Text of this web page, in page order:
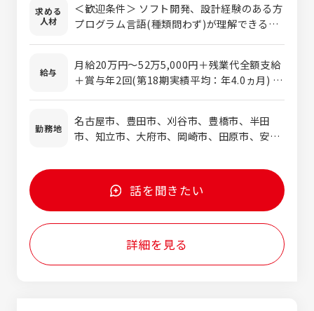
すエンジニア像を実現するために、最適なプ
ロジェクトを一緒に選んでいきます。会社都
合の提案は行いませんので、ご安心くださ
い。 ≪プロジェクトについて≫ 誰もが知っ
ているような大手・有名企業のプロジェクト
がほとんどです。長期的なプロジェクトが多
増加中です。 ■■■プロジェクト例■■■
【Web系システム開発】 ◎Webアプリソフト
プリ開発 ◎AWSサービスの設計／構築経験
【業務系システム開発】 ◎生産管理、販売管理
等の業務系システム開発 ◎金融情報サービス
向けシステム業務の開発、テスト、運用 ◎自
ウェア開発】 ◎車載、AV機器等の組込ソフト
開発～評価 ◎ストレージ開発 ◎半導体関連
求める
人材
＜歓迎条件＞ ソフト開発、設計経験のある方
プログラム言語(種類問わず)が理解できる方
サーバー、データベースに興味がある方 ◎情
報系を専攻して卒業したが、技術職で業務を
するチャンスがなかった方 ◎以前ソフト開発
業務をしていたが、今はブランクがある方 ◎
現状の雇用形態に不安があり、経験・実力を
給与
月給20万円～52万5,000円＋残業代全額支給
＋賞与年2回(第18期実績平均：年4.0ヵ月) ※
生、給与に変わりはありません) 《実際の給与
例》 ■年収410万円／20代 ※月給、各種手
給、各種手当、賞与含む ■年収657万円／40
代 ※月給、各種手当、賞与含む ■年収760
勤務地
名古屋市、豊田市、刈谷市、豊橋市、半田
市、知立市、大府市、岡崎市、田原市、安城
話を聞きたい
詳細を見る